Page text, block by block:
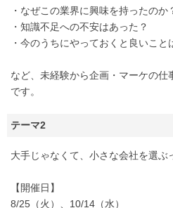
・なぜこの業界に興味を持ったのか
・知識不足への不安はあった？
・今のうちにやっておくと良いこと
など、未経験から企画・マーケの仕
です。
テーマ2
大手じゃなくて、小さな会社を選ぶ
【開催日】
8/25（火）、10/14（水）